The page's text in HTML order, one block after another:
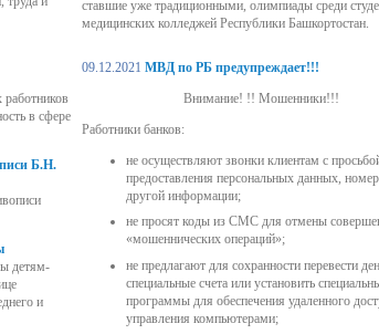
Профилактика буллинга
Молодежный медиацентр
Протоколы заседания
предоставления
академического отпуска
работников
в сфере
Б.Н.
детям-
и
ставшие уже традиционными, олимпиады среди
медицинских колледжей Республики Башкортостан.
09.12.2021 МВД по РБ предупреждает!!!
Внимание! !! Мошенники!!!
Работники банков:
не осуществляют звонки клиентам с
предоставления персональных данных,
другой информации;
не просят коды из СМС для отмены
«мошеннических операций»;
не предлагают для сохранности перевести
специальные счета или установить
программы для обеспечения удаленного
управления компьютерами;